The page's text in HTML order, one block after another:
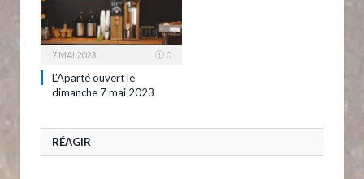
7 MAI 2023 0
L’Aparté ouvert le
dimanche 7 mai 2023
RÉAGIR